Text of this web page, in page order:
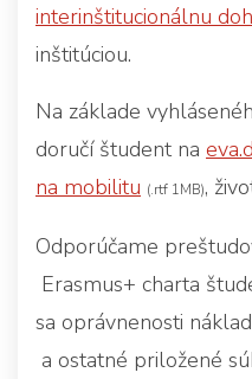
interinštitucionálnu
inštitúciou.
Na základe
doručí študent na
na mobilitu (.rtf 1MB),
Odporúčame
Erasmus+ charta
sa oprávnenosti
a ostatné priložené